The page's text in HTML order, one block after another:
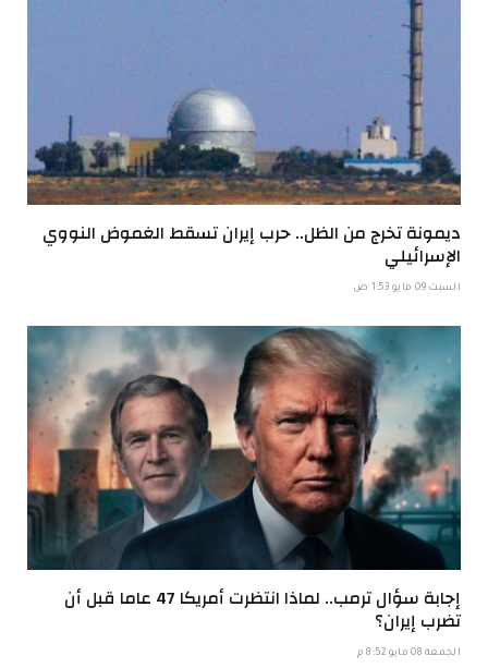
ديمونة تخرج من الظل.. حرب إيران تسقط الغموض النووي
الإسرائيلي
السبت 09 مايو 1:53 ص
إجابة سؤال ترمب.. لماذا انتظرت أمريكا 47 عاما قبل أن
تضرب إيران؟
الجمعة 08 مايو 8:52 م